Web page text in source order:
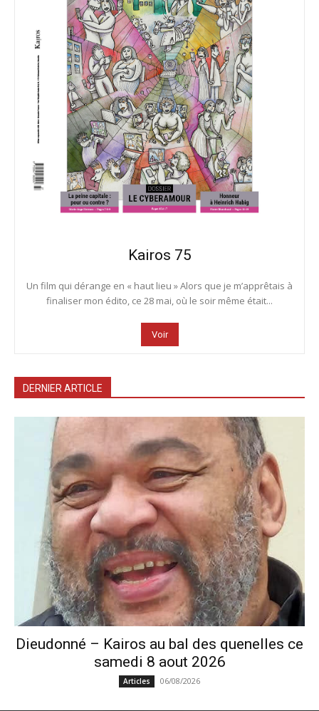
Kairos 75
Un film qui dérange en « haut lieu » Alors que je m’apprêtais à
finaliser mon édito, ce 28 mai, où le soir même était...
Voir
DERNIER ARTICLE
Dieudonné – Kairos au bal des quenelles ce
samedi 8 aout 2026
Articles 06/08/2026